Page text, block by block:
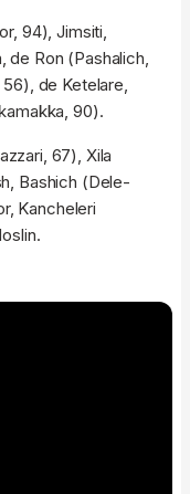
94), Jimsiti,
de Ron (Pashalich,
56), de Ketelare,
90).
67), Xila
Bashich (Dele-
Kancheleri